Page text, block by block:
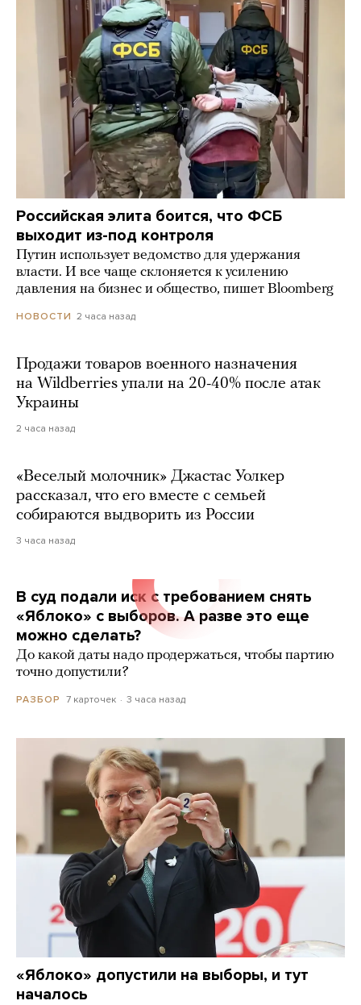
Российская элита боится, что ФСБ
выходит из-под контроля
Путин использует ведомство для удержания
власти. И все чаще склоняется к усилению
давления на бизнес и общество, пишет Bloomberg
НОВОСТИ 2 часа назад
Продажи товаров военного назначения
на Wildberries упали на 20-40% после атак
Украины
2 часа назад
«Веселый молочник» Джастас Уолкер
рассказал, что его вместе с семьей
собираются выдворить из России
3 часа назад
В суд подали иск с требованием снять
«Яблоко» с выборов. А разве это еще
можно сделать?
До какой даты надо продержаться, чтобы партию
точно допустили?
РАЗБОР 7 карточек 3 часа назад
«Яблоко» допустили на выборы, и тут
началось